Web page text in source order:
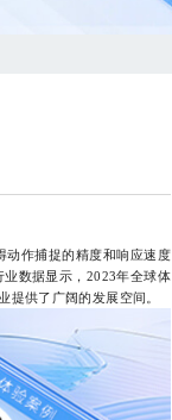
作捕捉的精度和响应速度
数据显示，2023年全球体
提供了广阔的发展空间。